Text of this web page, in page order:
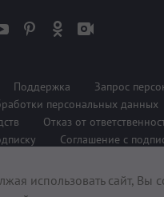
Поддержка
Запрос
персональных данных
Отказ от
Соглашение с
При поддержке
использовать сайт, Вы